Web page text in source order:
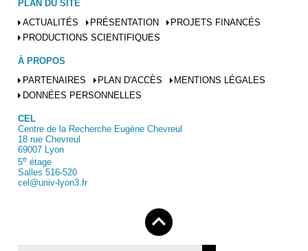
PLAN DU SITE
ACTUALITÉS
PRÉSENTATION
PROJETS FINANCÉS
PRODUCTIONS SCIENTIFIQUES
À PROPOS
PARTENAIRES
PLAN D'ACCÈS
MENTIONS LÉGALES
DONNÉES PERSONNELLES
CEL
Centre de la Recherche Eugène Chevreul
18 rue Chevreul
69007 Lyon
5e étage
Salles 516-520
cel@univ-lyon3.fr